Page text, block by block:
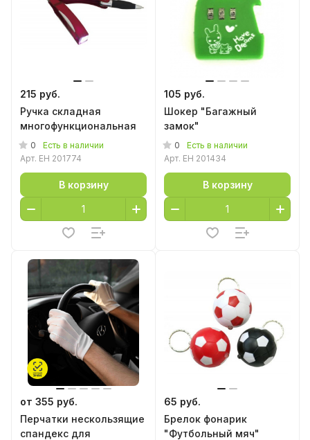
215 руб.
Ручка складная
многофункциональная
0
Есть в наличии
Арт. EH 201774
В корзину
105 руб.
Шокер "Багажный
замок"
0
Есть в наличии
Арт. EH 201434
В корзину
от 355 руб.
Перчатки нескользящие
спандекс для
65 руб.
Брелок фонарик
"Футбольный мяч"